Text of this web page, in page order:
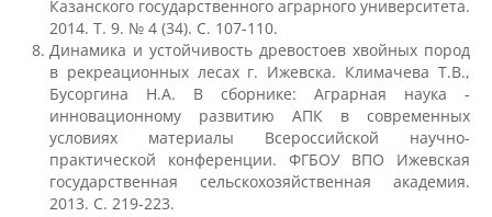
Зарубежные стажировки
Иностранным студентам
Документы
Казанского государственного аграрного университета.
2014. Т. 9. № 4 (34). С. 107-110.
Динамика и устойчивость древостоев хвойных пород
в рекреационных лесах г. Ижевска. Климачева Т.В.,
Бусоргина Н.А. В сборнике: Аграрная наука -
инновационному развитию АПК в современных
условиях материалы Всероссийской научно-
практической конференции. ФГБОУ ВПО Ижевская
государственная сельскохозяйственная академия.
2013. С. 219-223.